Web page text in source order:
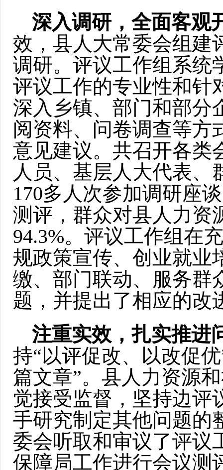
深入调研，全面客观
效，县人大常委会组建
调研。评议工作组系统
评议工作的专业性和针
深入乡镇、部门和部分
阅资料、问卷调查等方
意见建议。共召开各类
人员、基层人大代表、
170多人次参加调研座
测评，群众对县人力资
94.3%。评议工作组在
规政策宣传、创业就业
缴、部门联动、服务群
题，并提出了相应的改
注重实效，扎实推进
持“以评促改、以改促
篇文章”。县人力资源
觉接受监督，坚持边评
手研究制定其他问题的
委会听取和审议了评议
保障局工作进行会议测